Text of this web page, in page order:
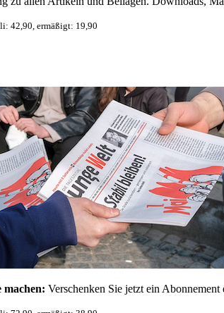
42,90, ermäßigt: 19,90
machen: Verschenken Sie jetzt ein Abonnement